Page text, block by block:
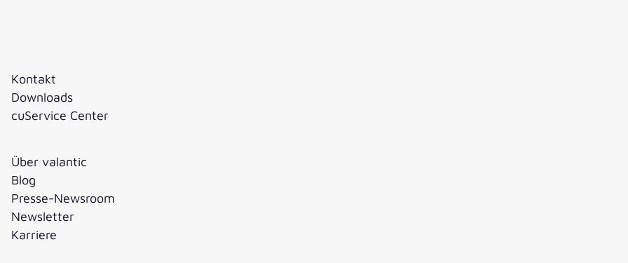
Kontakt
Downloads
cuService Center
Über valantic
Blog
Presse-Newsroom
Newsletter
Karriere